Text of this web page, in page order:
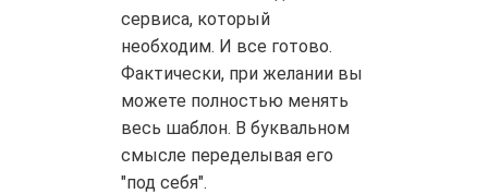
сервиса, который
необходим. И все готово.
Фактически, при желании вы
можете полностью менять
весь шаблон. В буквальном
смысле переделывая его
"под себя".